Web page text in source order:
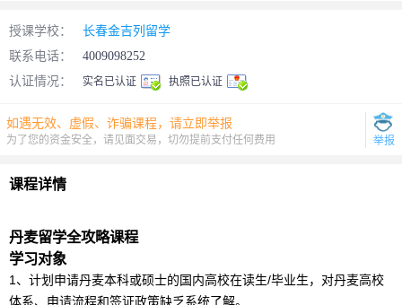
授课学校：
长春金吉列留学
联系电话：
4009098252
认证情况：
实名已认证 执照已认证
如遇无效、虚假、诈骗课程，请立即举报
为了您的资金安全，请见面交易，切勿提前支付任何费用 举报
课程详情
丹麦留学全攻略课程
学习对象
1、计划申请丹麦本科或硕士的国内高校在读生/毕业生，对丹麦高校
体系、申请流程和签证政策缺乏系统了解。